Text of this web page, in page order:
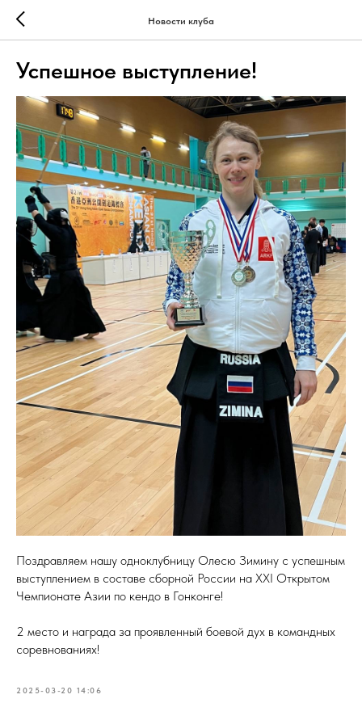
Новости клуба
Успешное выступление!
Поздравляем нашу одноклубницу Олесю Зимину с успешным
выступлением в составе сборной России на XXI Открытом
Чемпионате Азии по кендо в Гонконге!
2 место и награда за проявленный боевой дух в командных
соревнованиях!
2025-03-20 14:06